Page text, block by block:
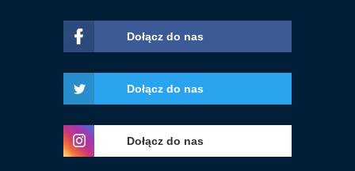
Dołącz do nas
Dołącz do nas
Dołącz do nas